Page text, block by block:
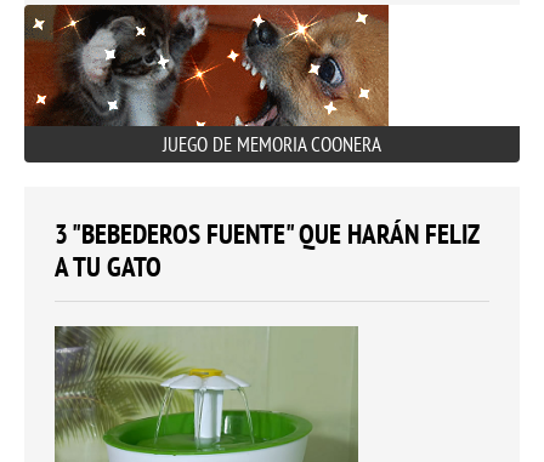
JUEGO DE MEMORIA COONERA
3 "BEBEDEROS FUENTE" QUE HARÁN FELIZ
A TU GATO